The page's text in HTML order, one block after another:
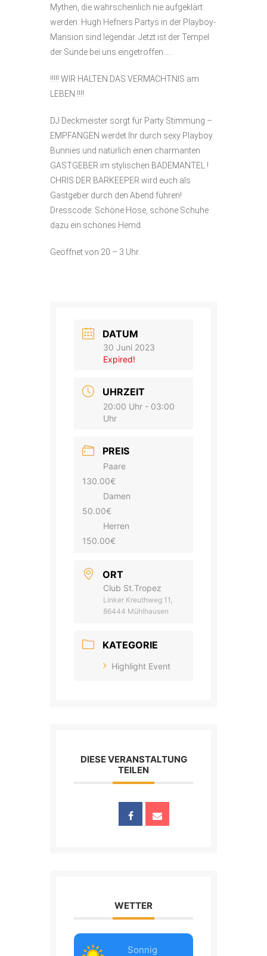
Mythen, die wahrscheinlich nie aufgeklärt
werden: Hugh Hefners Partys in der Playboy-
Mansion sind legendär. Jetzt ist der Tempel
der Sünde bei uns eingetroffen…..
!!!!! WIR HALTEN DAS VERMÄCHTNIS am
LEBEN !!!!
DJ Deckmeister sorgt für Party Stimmung –
EMPFANGEN werdet Ihr durch sexy Playboy
Bunnies und natürlich einen charmanten
GASTGEBER im stylischen BADEMANTEL !
CHRIS DER BARKEEPER wird euch als
Gastgeber durch den Abend führen!
Dresscode: Schöne Hose, schöne Schuhe
dazu ein schönes Hemd.
Geöffnet von 20 – 3 Uhr.
DATUM
30 Juni 2023
Expired!
UHRZEIT
20:00 Uhr - 03:00
Uhr
PREIS
Paare
130.00€
Damen
50.00€
Herren
150.00€
ORT
Club St.Tropez
Linker Kreuthweg 11,
86444 Mühlhausen
KATEGORIE
Highlight Event
DIESE VERANSTALTUNG
TEILEN
WETTER
Sonnig